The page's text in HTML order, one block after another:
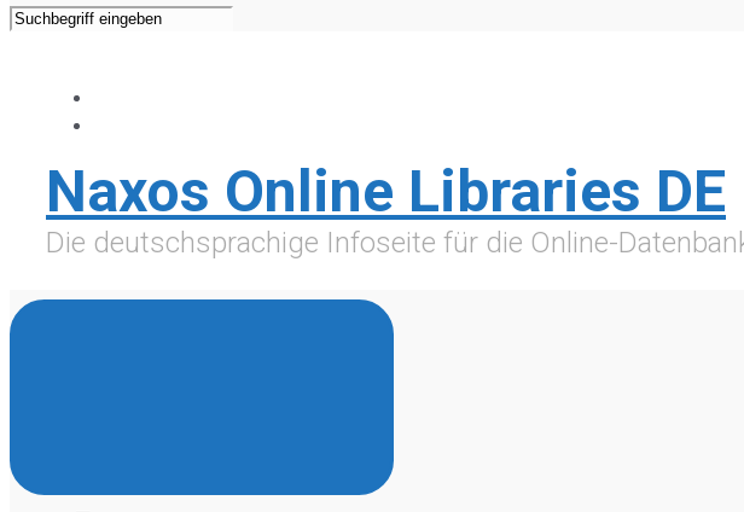
Naxos Online Libraries DE
Die deutschsprachige Infoseite für die Online-